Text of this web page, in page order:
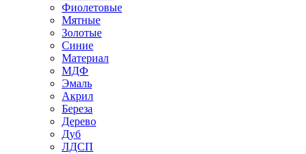
Фиолетовые
Мятные
Золотые
Синие
Материал
МДФ
Эмаль
Акрил
Береза
Дерево
Дуб
ЛДСП